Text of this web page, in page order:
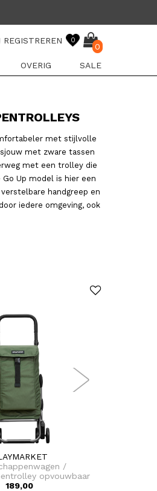
REGISTREREN 0
0
OVERIG SALE
met stijlvolle
met zware tassen
met een trolley die
Up model is hier een
handgreep en
iedere omgeving, ook
/
opvouwbaar
up premium
189,00